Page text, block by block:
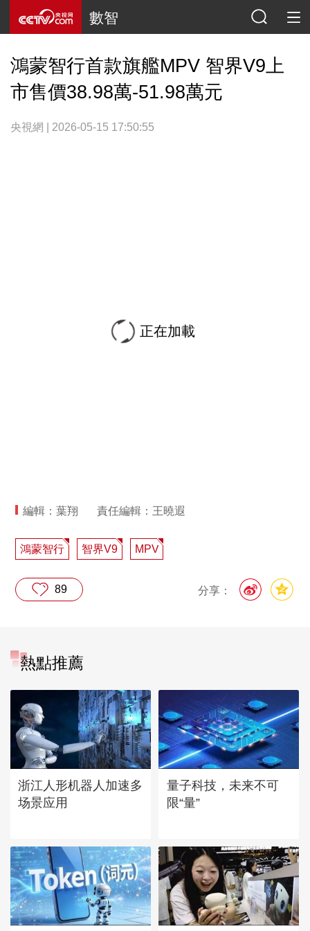
數智
鴻蒙智行首款旗艦MPV 智界V9上
市售價38.98萬-51.98萬元
央視網 | 2026-05-15 17:50:55
正在加載
編輯：葉翔 責任編輯：王曉遐
鴻蒙智行 智界V9 MPV
分享：
89
熱點推薦
浙江人形机器人加速多
场景应用
量子科技，未来不可
限“量”